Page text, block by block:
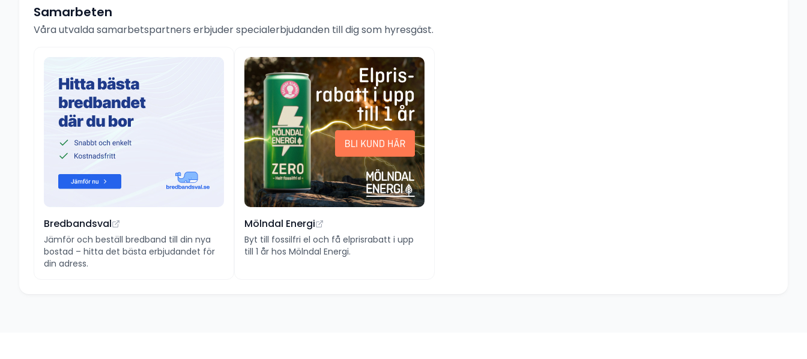
Samarbeten
Våra utvalda samarbetspartners erbjuder specialerbjudanden till dig som hyresgäst.
Bredbandsval
Jämför och beställ bredband till din nya
bostad – hitta det bästa erbjudandet för
din adress.
Mölndal Energi
Byt till fossilfri el och få elprisrabatt i upp
till 1 år hos Mölndal Energi.